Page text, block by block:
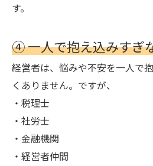
す。
④ 一人で抱え込みすぎ
経営者は、悩みや不安を一人で
くありません。ですが、
・税理士
・社労士
・金融機関
・経営者仲間